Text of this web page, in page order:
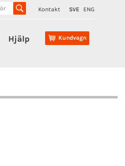
Kontakt SVE ENG
Kundvagn
Hjälp